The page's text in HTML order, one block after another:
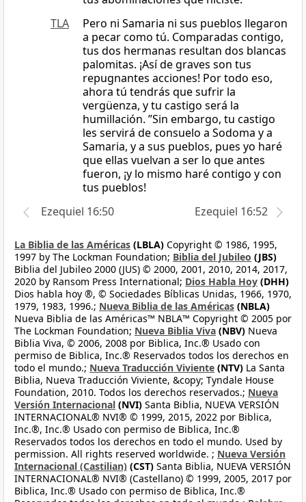
TLA
Pero ni Samaria ni sus pueblos llegaron
a pecar como tú. Comparadas contigo,
tus dos hermanas resultan dos blancas
palomitas. ¡Así de graves son tus
repugnantes acciones! Por todo eso,
ahora tú tendrás que sufrir la
vergüenza, y tu castigo será la
humillación. ”Sin embargo, tu castigo
les servirá de consuelo a Sodoma y a
Samaria, y a sus pueblos, pues yo haré
que ellas vuelvan a ser lo que antes
fueron, ¡y lo mismo haré contigo y con
tus pueblos!
Ezequiel 16:50
Ezequiel 16:52
La Biblia de las Américas (LBLA) Copyright © 1986, 1995,
1997 by The Lockman Foundation; Biblia del Jubileo (JBS)
Biblia del Jubileo 2000 (JUS) © 2000, 2001, 2010, 2014, 2017,
2020 by Ransom Press International; Dios Habla Hoy (DHH)
Dios habla hoy ®, © Sociedades Bíblicas Unidas, 1966, 1970,
1979, 1983, 1996.; Nueva Biblia de las Américas (NBLA)
Nueva Biblia de las Américas™ NBLA™ Copyright © 2005 por
The Lockman Foundation; Nueva Biblia Viva (NBV) Nueva
Biblia Viva, © 2006, 2008 por Biblica, Inc.® Usado con
permiso de Biblica, Inc.® Reservados todos los derechos en
todo el mundo.; Nueva Traducción Viviente (NTV) La Santa
Biblia, Nueva Traducción Viviente, &copy; Tyndale House
Foundation, 2010. Todos los derechos reservados.; Nueva
Versión Internacional (NVI) Santa Biblia, NUEVA VERSIÓN
INTERNACIONAL® NVI® © 1999, 2015, 2022 por Biblica,
Inc.®, Inc.® Usado con permiso de Biblica, Inc.®
Reservados todos los derechos en todo el mundo. Used by
permission. All rights reserved worldwide. ; Nueva Versión
Internacional (Castilian) (CST) Santa Biblia, NUEVA VERSIÓN
INTERNACIONAL® NVI® (Castellano) © 1999, 2005, 2017 por
Biblica, Inc.® Usado con permiso de Biblica, Inc.®